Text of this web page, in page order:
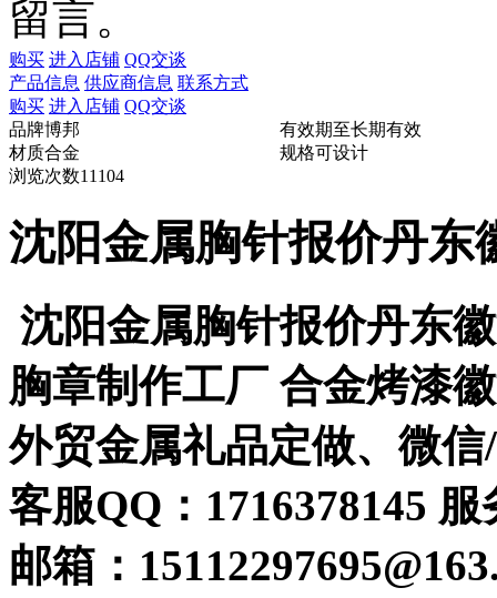
留言。
购买 进入店铺 QQ交谈
产品信息 供应商信息 联系方式
购买 进入店铺 QQ交谈
品牌博邦 有效期至长期有效
材质合金 规格可设计
浏览次数11104
沈阳金属胸针报价丹东
沈阳金属胸针报价丹东
胸章制作工厂 合金烤漆
外贸金属礼品定做、微信
客服QQ：1716378145
邮箱：